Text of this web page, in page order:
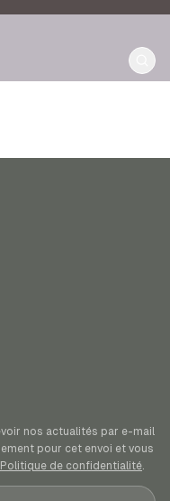
nos actualités par e-mail
pour cet envoi et vous
Politique de confidentialité.